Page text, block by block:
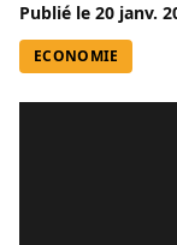
Publié le 20 janv.
ECONOMIE